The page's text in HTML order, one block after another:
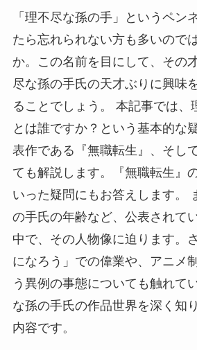
「理不尽な孫の手」というペン
たら忘れられない方も多いので
か。この名前を目にして、その
尽な孫の手氏の天才ぶりに興味
ることでしょう。 本記事では、
とは誰ですか？という基本的な
表作である『無職転生』、そし
ても解説します。『無職転生』
いった疑問にもお答えします。
の手氏の年齢など、公表されて
中で、その人物像に迫ります。
になろう」での偉業や、アニメ
う異例の事態についても触れて
な孫の手氏の作品世界を深く知
内容です。